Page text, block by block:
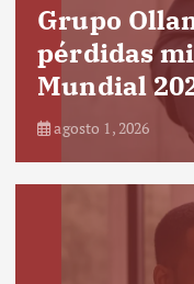
Grupo
pérdidas
Mundial
agosto 1, 2026